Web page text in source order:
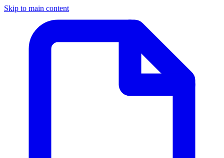
Skip to main content